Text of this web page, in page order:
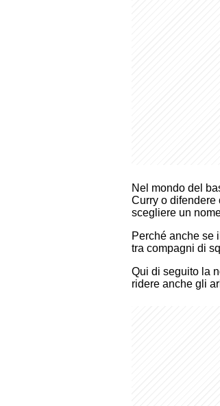
Nel mondo del
Curry o
scegliere un
Perché anche se
tra compagni di
Qui di seguito la
ridere anche gli